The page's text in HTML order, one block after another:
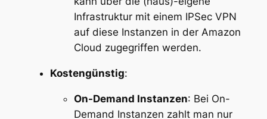
Infrastruktur mit einem IPSec VPN
auf diese Instanzen in der Amazon
Cloud zugegriffen werden.
Kostengünstig:
On-Demand Instanzen: Bei On-
Demand Instanzen zahlt man nur